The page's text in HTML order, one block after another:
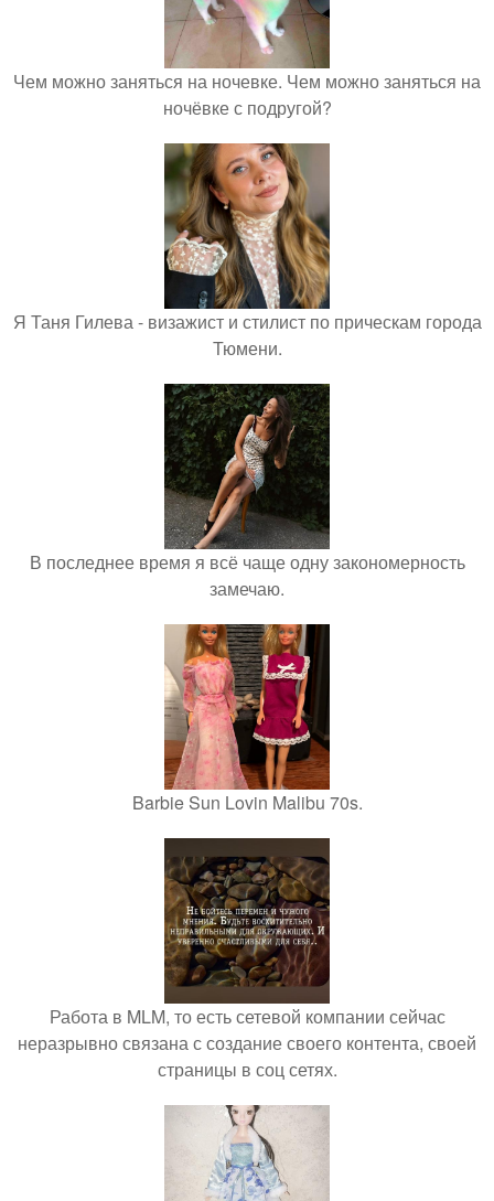
Чем можно заняться на ночевке. Чем можно заняться на
ночёвке с подругой?
Я Таня Гилева - визажист и стилист по прическам города
Тюмени.
В последнее время я всё чаще одну закономерность
замечаю.
Barbie Sun Lovin Malibu 70s.
Работа в MLM, то есть сетевой компании сейчас
неразрывно связана с создание своего контента, своей
страницы в соц сетях.